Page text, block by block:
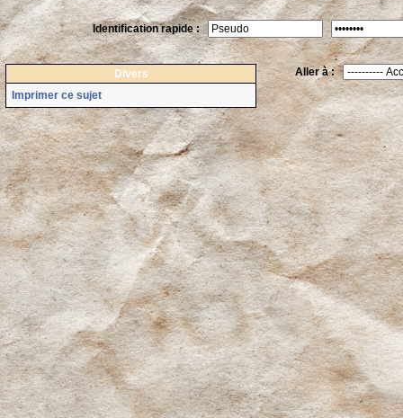
Identification rapide :
Divers
Imprimer ce sujet
Aller à :